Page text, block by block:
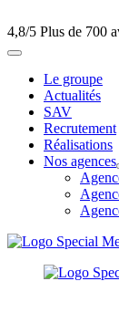
4,8/5 Plus de 700
Le groupe
Actualités
SAV
Recrutement
Réalisations
Nos agences